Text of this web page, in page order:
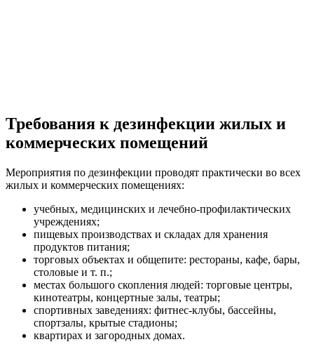
Требования к дезинфекции жилых и
коммерческих помещений
Мероприятия по дезинфекции проводят практически во всех
жилых и коммерческих помещениях:
учебных, медицинских и лечебно-профилактических
учреждениях;
пищевых производствах и складах для хранения
продуктов питания;
торговых объектах и общепите: рестораны, кафе, бары,
столовые и т. п.;
местах большого скопления людей: торговые центры,
кинотеатры, концертные залы, театры;
спортивных заведениях: фитнес-клубы, бассейны,
спортзалы, крытые стадионы;
квартирах и загородных домах.